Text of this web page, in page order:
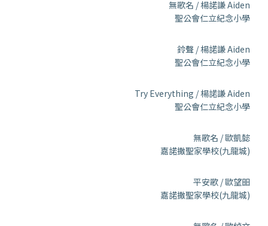
無歌名 / 楊諾謙 Aiden
聖公會仁立紀念小學
鈴聲 / 楊諾謙 Aiden
聖公會仁立紀念小學
Try Everything / 楊諾謙 Aiden
聖公會仁立紀念小學
無歌名 / 歐凱懿
嘉諾撒聖家學校(九龍城)
平安歌 / 歐望昍
嘉諾撒聖家學校(九龍城)